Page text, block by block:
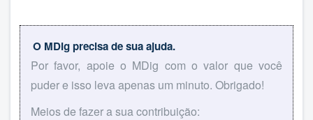
O MDig precisa de sua ajuda.
Por favor, apoie o MDig com o valor que você
puder e isso leva apenas um minuto. Obrigado!
Meios de fazer a sua contribuição: